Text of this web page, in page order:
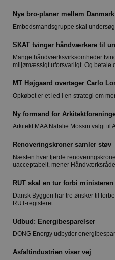
Nye bro-planer mellem
Embedsmandsgruppe skal
SKAT tvinger håndværkere til
Mange håndværksvirksomheder
miljømæssigt uforsvarligt. Og betale
MT Højgaard overtager Carlo
Opkøbet er et led i en strategi om
Ny formand for
Arkitekt MAA Natalie Mossin valgt til
Renoveringskroner samler støv
Næsten hver fjerde
uacceptabelt, mener
RUT skal en tur forbi ministeren
Dansk Byggeri har tre ønsker til
RUT-registeret
Udbud: Energibesparelser
DONG Energy udbyder
Asfaltindustrien viser vej